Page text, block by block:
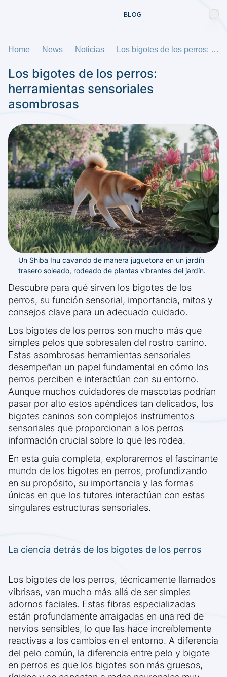
BLOG
Home News Noticias Los bigotes de los perros: herramientas sensoriales asombrosas
Los bigotes de los perros:
herramientas sensoriales
asombrosas
Un Shiba Inu cavando de manera juguetona en un jardín
trasero soleado, rodeado de plantas vibrantes del jardín.
Descubre para qué sirven los bigotes de los
perros, su función sensorial, importancia, mitos y
consejos clave para un adecuado cuidado.
Los bigotes de los perros son mucho más que
simples pelos que sobresalen del rostro canino.
Estas asombrosas herramientas sensoriales
desempeñan un papel fundamental en cómo los
perros perciben e interactúan con su entorno.
Aunque muchos cuidadores de mascotas podrían
pasar por alto estos apéndices tan delicados, los
bigotes caninos son complejos instrumentos
sensoriales que proporcionan a los perros
información crucial sobre lo que les rodea.
En esta guía completa, exploraremos el fascinante
mundo de los bigotes en perros, profundizando
en su propósito, su importancia y las formas
únicas en que los tutores interactúan con estas
singulares estructuras sensoriales.
La ciencia detrás de los bigotes de los perros
Los bigotes de los perros, técnicamente llamados
vibrisas, van mucho más allá de ser simples
adornos faciales. Estas fibras especializadas
están profundamente arraigadas en una red de
nervios sensibles, lo que las hace increíblemente
reactivas a los cambios en el entorno. A diferencia
del pelo común, la diferencia entre pelo y bigote
en perros es que los bigotes son más gruesos,